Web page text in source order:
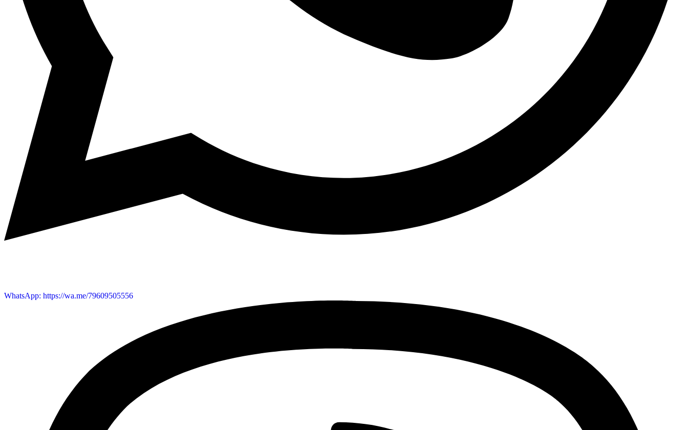
WhatsApp: https://wa.me/79609505556